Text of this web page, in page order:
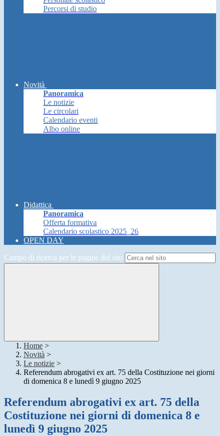
Percorsi di studio
Novità
Panoramica
Le notizie
Le circolari
Calendario eventi
Albo online
Didattica
Panoramica
Offerta formativa
Calendario scolastico 2025_26
OPEN DAY
Campo di ricerca per le pagine del sito
Home >
Novità >
Le notizie >
Referendum abrogativi ex art. 75 della Costituzione nei giorni
di domenica 8 e lunedì 9 giugno 2025
Referendum abrogativi ex art. 75 della
Costituzione nei giorni di domenica 8 e
lunedì 9 giugno 2025